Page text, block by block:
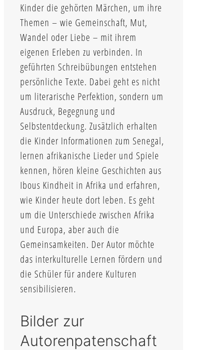
Kinder die gehörten Märchen, um ihre
Themen – wie Gemeinschaft, Mut,
Wandel oder Liebe – mit ihrem
eigenen Erleben zu verbinden. In
geführten Schreibübungen entstehen
persönliche Texte. Dabei geht es nicht
um literarische Perfektion, sondern um
Ausdruck, Begegnung und
Selbstentdeckung. Zusätzlich erhalten
die Kinder Informationen zum Senegal,
lernen afrikanische Lieder und Spiele
kennen, hören kleine Geschichten aus
Ibous Kindheit in Afrika und erfahren,
wie Kinder heute dort leben. Es geht
um die Unterschiede zwischen Afrika
und Europa, aber auch die
Gemeinsamkeiten. Der Autor möchte
das interkulturelle Lernen fördern und
die Schüler für andere Kulturen
sensibilisieren.
Bilder zur
Autorenpatenschaft